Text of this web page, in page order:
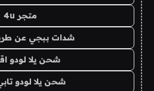
متجر 4u
شدات ببجي عن
شحن يلا لودو
شحن يلا لودو